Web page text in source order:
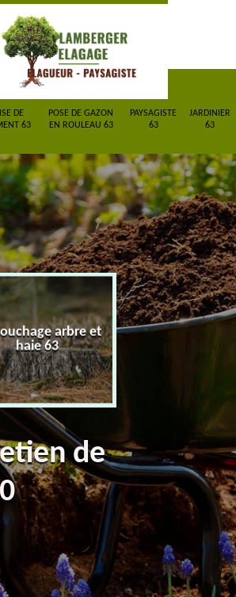
DE
63
POSE DE GAZON
EN ROULEAU 63
PAYSAGISTE
63
JARDINIER
63
arbre et
haie 63
Entreprise de
de